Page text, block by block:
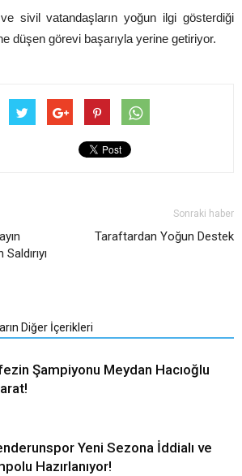
sivil vatandaşların yoğun ilgi gösterdiği
düşen görevi başarıyla yerine getiriyor.
Sonraki haber
Taraftardan Yoğun Destek
Diğer İçerikleri
Şampiyonu Meydan Hacıoğlu
Yeni Sezona İddialı ve
Hazırlanıyor!